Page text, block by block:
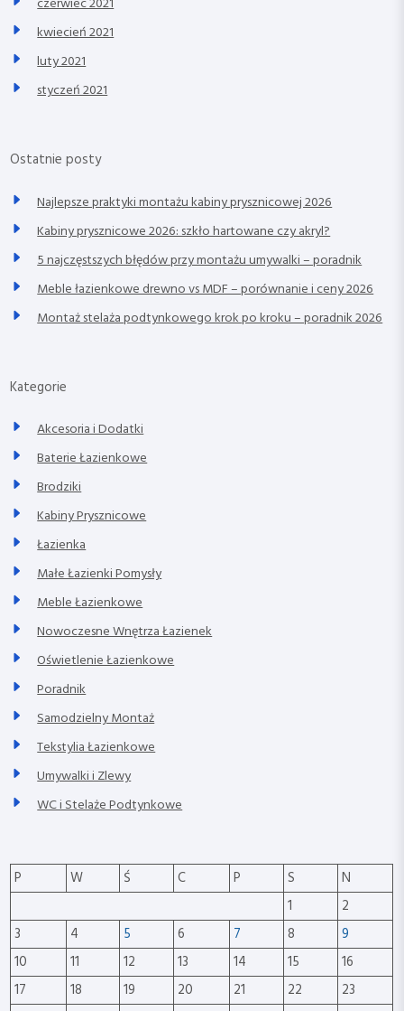
kwiecień 2021
luty 2021
styczeń 2021
Ostatnie posty
Najlepsze praktyki montażu kabiny prysznicowej 2026
Kabiny prysznicowe 2026: szkło hartowane czy akryl?
5 najczęstszych błędów przy montażu umywalki – poradnik
Meble łazienkowe drewno vs MDF – porównanie i ceny 2026
Montaż stelaża podtynkowego krok po kroku – poradnik 2026
Kategorie
Akcesoria i Dodatki
Baterie Łazienkowe
Brodziki
Kabiny Prysznicowe
Łazienka
Małe Łazienki Pomysły
Meble Łazienkowe
Nowoczesne Wnętrza Łazienek
Oświetlenie Łazienkowe
Poradnik
Samodzielny Montaż
Tekstylia Łazienkowe
Umywalki i Zlewy
WC i Stelaże Podtynkowe
P W Ś C P S
N
1
2
3
4 5 6 7 8
9
10
11 12 13 14 15
16
17
18 19 20 21 22
23